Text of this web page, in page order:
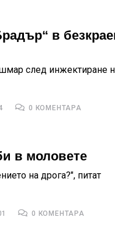
в
след инжектиране
0 КОМЕНТАРА
в моловете
на дрога?", питат
0 КОМЕНТАРА